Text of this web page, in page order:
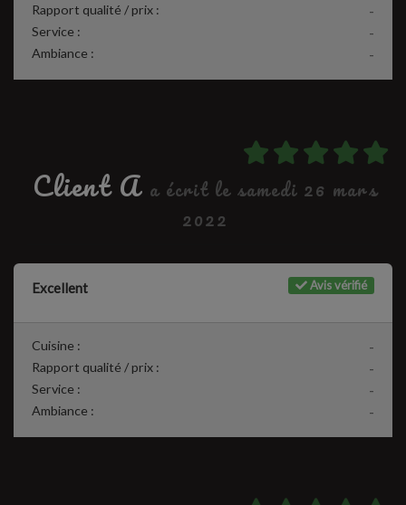
-
Rapport qualité / prix :
-
Service :
-
Ambiance :
Client A a écrit le samedi 26 mars
2022
Avis vérifié
Excellent
-
Cuisine :
-
Rapport qualité / prix :
-
Service :
-
Ambiance :